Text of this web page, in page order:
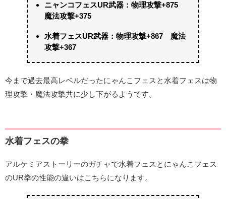
ニャンコフェスUR武器：物理攻撃+875
魔法攻撃+375
水着フェスUR武器：物理攻撃+867 魔法
攻撃+367
今まで過去最高レベルだったにゃんこフェスと水着フェスは物
理攻撃・魔法攻撃共に少し下がるようです。
水着フェスの拳
アルケミアストーリーのガチャで水着フェスとにゃんこフェス
のUR拳の性能の違いはこちらになります。